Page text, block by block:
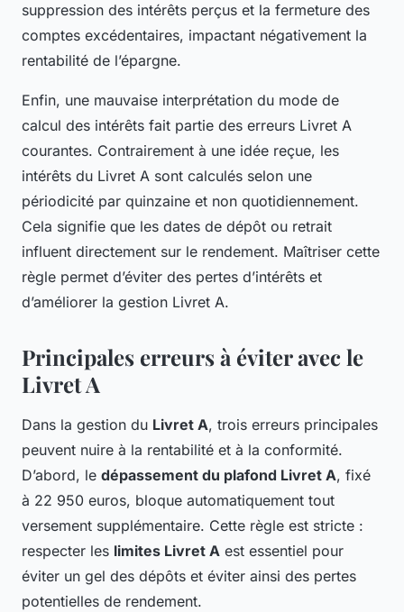
suppression des intérêts perçus et la fermeture des
comptes excédentaires, impactant négativement la
rentabilité de l’épargne.
Enfin, une mauvaise interprétation du mode de
calcul des intérêts fait partie des erreurs Livret A
courantes. Contrairement à une idée reçue, les
intérêts du Livret A sont calculés selon une
périodicité par quinzaine et non quotidiennement.
Cela signifie que les dates de dépôt ou retrait
influent directement sur le rendement. Maîtriser cette
règle permet d’éviter des pertes d’intérêts et
d’améliorer la gestion Livret A.
Principales erreurs à éviter avec le
Livret A
Dans la gestion du Livret A, trois erreurs principales
peuvent nuire à la rentabilité et à la conformité.
D’abord, le dépassement du plafond Livret A, fixé
à 22 950 euros, bloque automatiquement tout
versement supplémentaire. Cette règle est stricte :
respecter les limites Livret A est essentiel pour
éviter un gel des dépôts et éviter ainsi des pertes
potentielles de rendement.